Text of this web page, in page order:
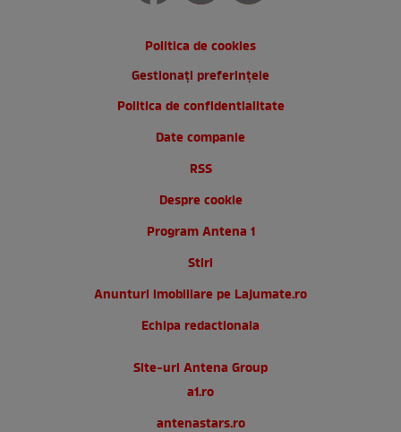
Politica de cookies
Gestionați preferințele
Politica de confidentialitate
Date companie
RSS
Despre cookie
Program Antena 1
Stiri
Anunturi imobiliare pe Lajumate.ro
Echipa redactionala
Site-uri Antena Group
a1.ro
antenastars.ro